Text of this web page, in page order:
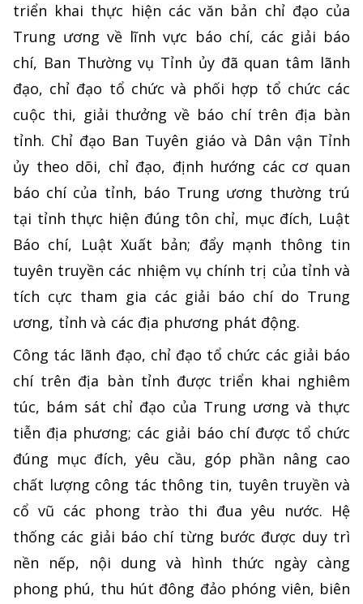
triển khai thực hiện các văn bản chỉ đạo của
Trung ương về lĩnh vực báo chí, các giải báo
chí, Ban Thường vụ Tỉnh ủy đã quan tâm lãnh
đạo, chỉ đạo tổ chức và phối hợp tổ chức các
cuộc thi, giải thưởng về báo chí trên địa bàn
tỉnh. Chỉ đạo Ban Tuyên giáo và Dân vận Tỉnh
ủy theo dõi, chỉ đạo, định hướng các cơ quan
báo chí của tỉnh, báo Trung ương thường trú
tại tỉnh thực hiện đúng tôn chỉ, mục đích, Luật
Báo chí, Luật Xuất bản; đẩy mạnh thông tin
tuyên truyền các nhiệm vụ chính trị của tỉnh và
tích cực tham gia các giải báo chí do Trung
ương, tỉnh và các địa phương phát động.
Công tác lãnh đạo, chỉ đạo tổ chức các giải báo
chí trên địa bàn tỉnh được triển khai nghiêm
túc, bám sát chỉ đạo của Trung ương và thực
tiễn địa phương; các giải báo chí được tổ chức
đúng mục đích, yêu cầu, góp phần nâng cao
chất lượng công tác thông tin, tuyên truyền và
cổ vũ các phong trào thi đua yêu nước. Hệ
thống các giải báo chí từng bước được duy trì
nền nếp, nội dung và hình thức ngày càng
phong phú, thu hút đông đảo phóng viên, biên